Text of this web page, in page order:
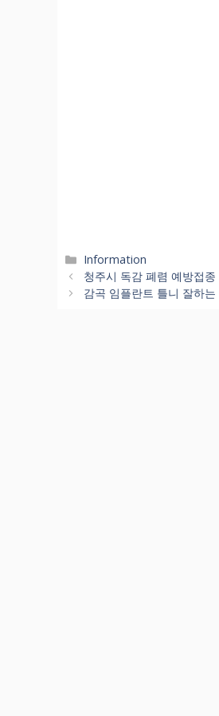
카
테
고
Information
청주시 독감 폐렴 예방접
감곡 임플란트 틀니 잘하